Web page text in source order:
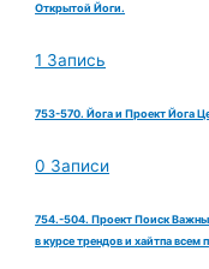
Открытой Йоги.
1 Запись
753-570. Йога и Проект Йога
0 Записи
754.-504. Проект Поиск
в курсе трендов и хайтпа всем